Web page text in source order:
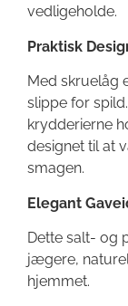
vedligeholde.
Praktisk
Med skruelåg
slippe for
krydderierne
designet til at
smagen.
Elegant
Dette salt- og
jægere,
hjemmet.